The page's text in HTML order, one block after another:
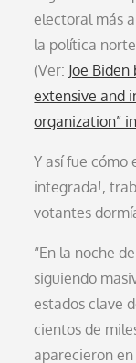
electoral más
la política
(Ver: Joe
extensive and
organization”
Y así fue cómo
integrada!,
votantes
“En la noche
siguiendo
estados clave
cientos de
aparecieron